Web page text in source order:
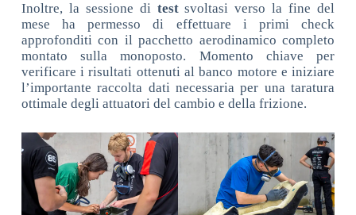
Inoltre, la sessione di testsvoltasi verso la fine del
mese ha permesso di effettuare i primi check
approfonditi con il pacchetto aerodinamico completo
montato sulla monoposto. Momento chiave per
verificare i risultati ottenuti al banco motore e iniziare
l’importante raccolta dati necessaria per una taratura
ottimale degli attuatori del cambio e della frizione.